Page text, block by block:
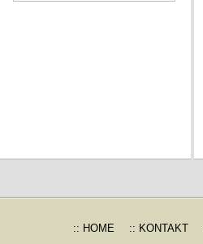
:: HOME :: KONTAKT